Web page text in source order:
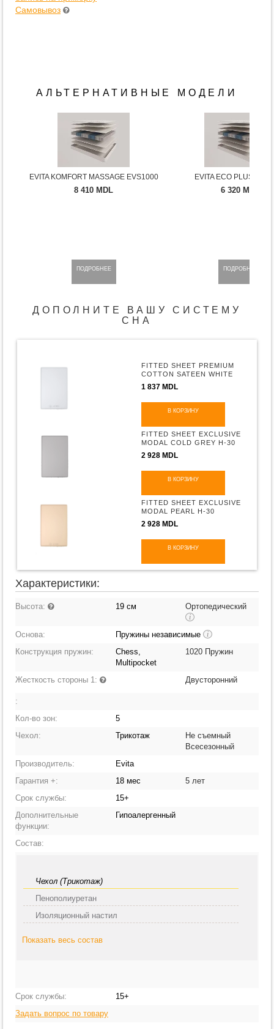
Самовывоз
АЛЬТЕРНАТИВНЫЕ МОДЕЛИ
EVITA KOMFORT MASSAGE EVS1000
8 410 MDL
ПОДРОБНЕЕ
EVITA ECO PLUS
6 320 MDL
ПОДРОБНЕЕ
ДОПОЛНИТЕ ВАШУ СИСТЕМУ
СНА
FITTED SHEET PREMIUM
COTTON SATEEN WHITE
H-30
1 837 MDL
В КОРЗИНУ
FITTED SHEET EXCLUSIVE
MODAL COLD GREY H-30
2 928 MDL
В КОРЗИНУ
FITTED SHEET EXCLUSIVE
MODAL PEARL H-30
2 928 MDL
В КОРЗИНУ
Характеристики:
Высота: 19 см Ортопедический
i
Основа: Пружины независимые i
Конструкция пружин:
Chess,
Multipocket
1020 Пружин
Жесткость стороны 1: Двусторонний
:
Кол-во зон:
5
Чехол:
Трикотаж
Не съемный
Всесезонный
Производитель:
Evita
Гарантия +:
18 мес
5 лет
Срок службы:
15+
Дополнительные
функции:
Гипоалергенный
Состав:
Чехол (Трикотаж)
Пенополиуретан
Изоляционный настил
Показать весь состав
Срок службы:
15+
Задать вопрос по товару